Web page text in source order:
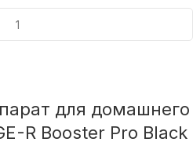
для домашнего
R Booster Pro Black